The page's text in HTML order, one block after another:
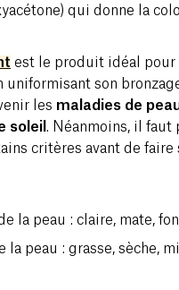
qui donne la
est le produit idéal pour
uniformisant son
les maladies de
soleil . Néanmoins, il faut
critères avant de faire
la peau : claire, mate,
la peau : grasse, sèche,